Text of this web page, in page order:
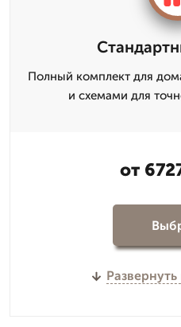
Полный комплект для
и схемами для
от